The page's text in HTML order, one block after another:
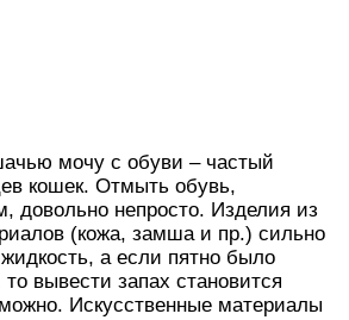
мочу с обуви – частый
кошек. Отмыть обувь,
довольно непросто. Изделия из
(кожа, замша и пр.) сильно
а если пятно было
вывести запах становится
Искусственные материалы